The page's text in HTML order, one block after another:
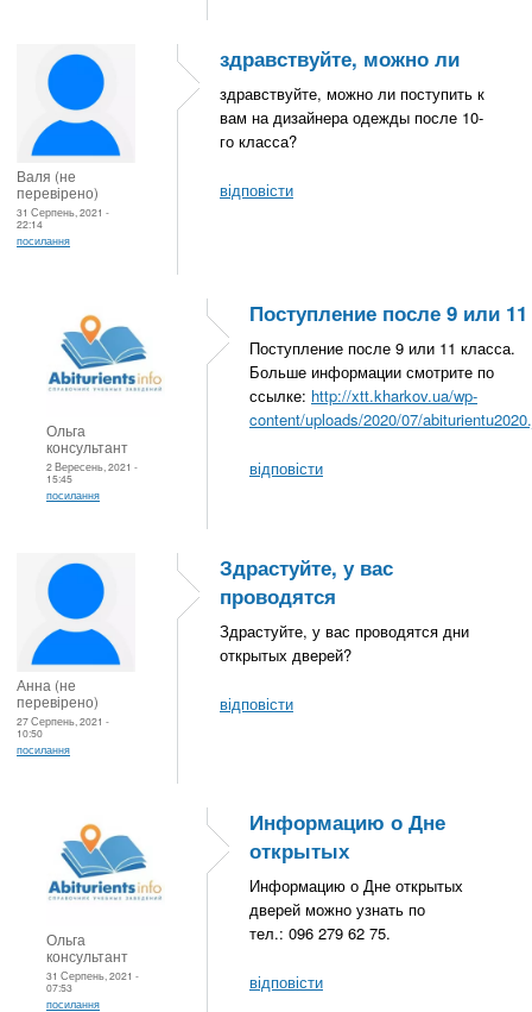
Валя (не
перевірено)
31 Серпень, 2021 -
22:14
посилання
здравствуйте, можно ли
здравствуйте, можно ли поступить к
вам на дизайнера одежды после 10-
го класса?
відповісти
Ольга
консультант
2 Вересень, 2021 -
15:45
посилання
Поступление после 9 или 11
Поступление после 9 или 11 класса.
Больше информации смотрите по
ссылке: http://xtt.kharkov.ua/wp-
content/uploads/2020/07/
відповісти
Анна (не
перевірено)
27 Серпень, 2021 -
10:50
посилання
Здрастуйте, у вас
проводятся
Здрастуйте, у вас проводятся дни
открытых дверей?
відповісти
Ольга
консультант
31 Серпень, 2021 -
07:53
посилання
Информацию о Дне
открытых
Информацию о Дне открытых
дверей можно узнать по
тел.: 096 279 62 75.
відповісти